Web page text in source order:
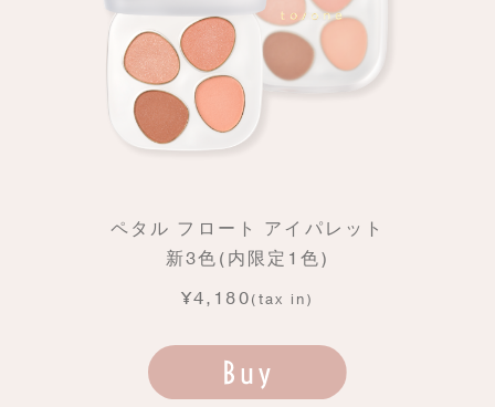
ペタル フロート アイパレット
新3色(内限定1色)
¥4,180(tax in)